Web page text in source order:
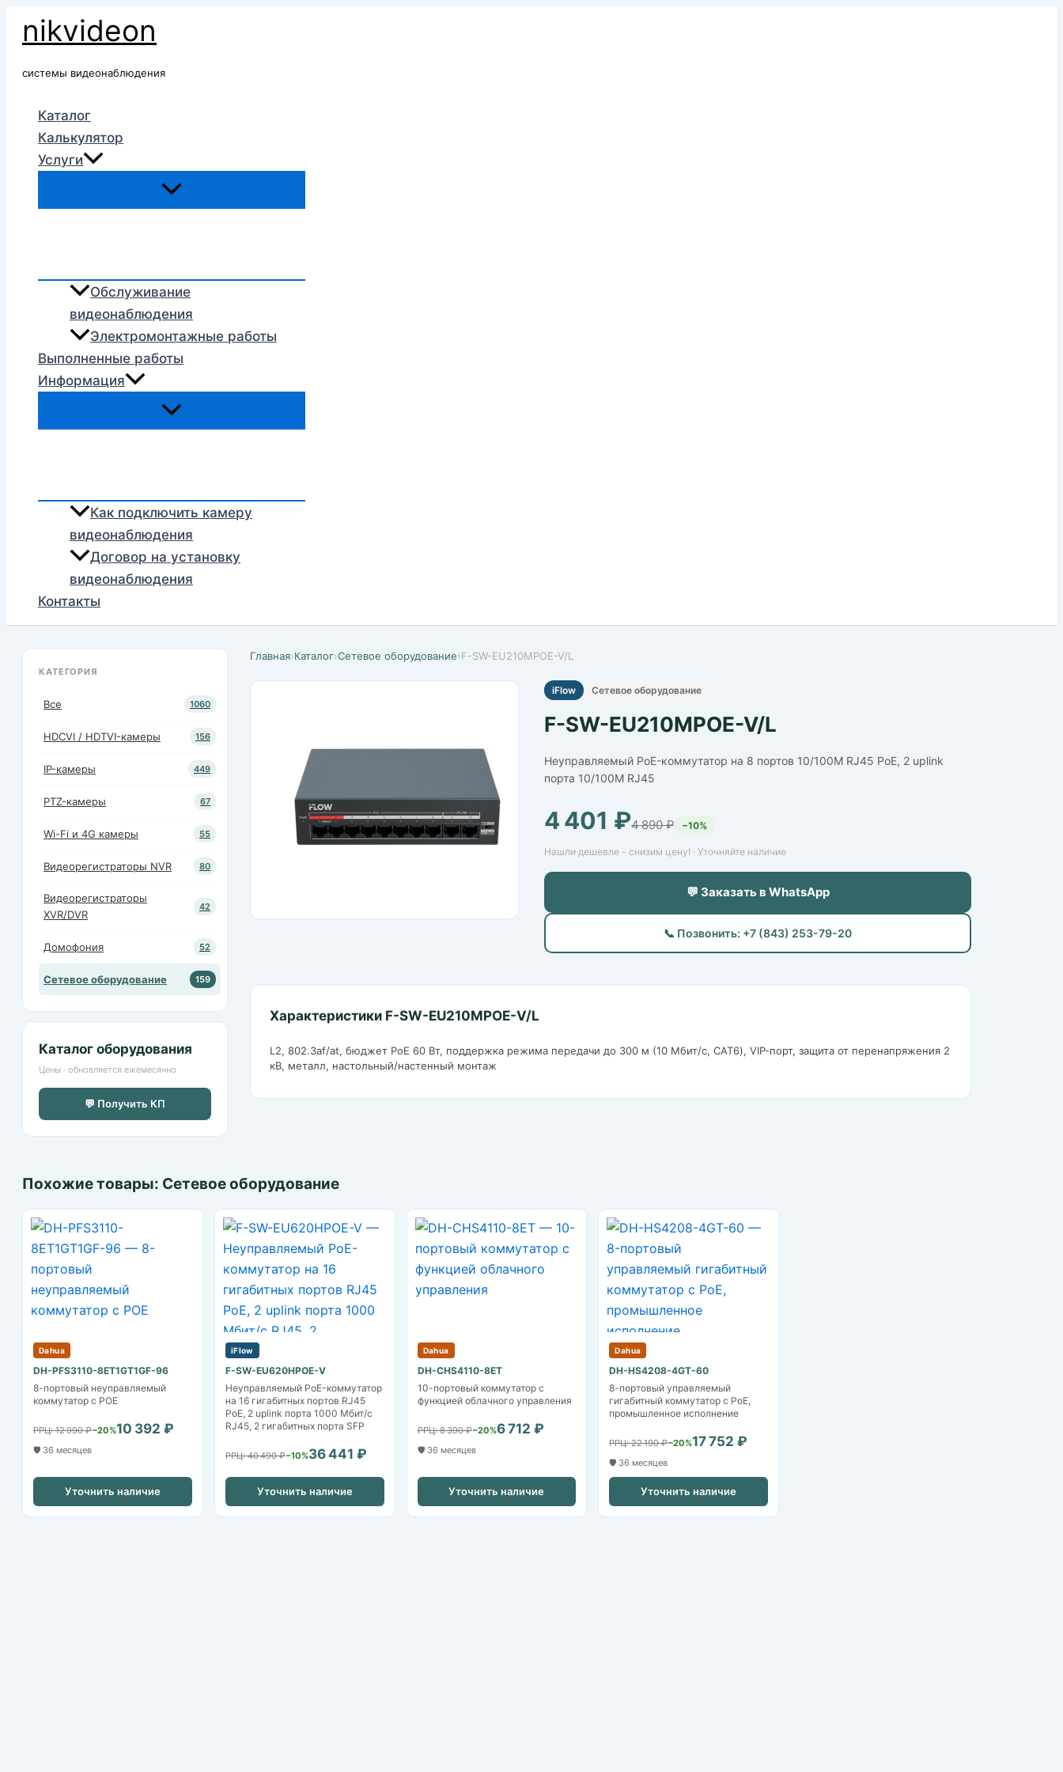
Перейти
nikvideon
системы видеонаблюдения
Каталог
Калькулятор
Услуги
Обслуживание
видеонаблюдения
Электромонтажные работы
Выполненные работы
Информация
Как подключить камеру
видеонаблюдения
Договор на установку
видеонаблюдения
Контакты
КАТЕГОРИЯ
Все 1060
HDCVI / HDTVI-камеры 156
IP-камеры 449
PTZ-камеры 67
Wi-Fi и 4G камеры 55
Видеорегистраторы NVR 80
Видеорегистраторы
XVR/DVR
42
Домофония 52
Сетевое оборудование 159
Каталог оборудования
Цены · обновляется ежемесячно
💬 Получить КП
Главная›Каталог›Сетевое оборудование›F-SW-EU210MPOE-V/L
iFlow Сетевое оборудование
F-SW-EU210MPOE-V/L
Неуправляемый PoE-коммутатор на 8 портов 10/100M RJ45 PoE, 2 uplink
порта 10/100M RJ45
4 401 ₽4 890 ₽ −10%
Нашли дешевле - снизим цену! · Уточняйте наличие
💬 Заказать в WhatsApp
📞 Позвонить: +7 (843) 253-79-20
Характеристики F-SW-EU210MPOE-V/L
L2, 802.3af/at, бюджет PoE 60 Вт, поддержка режима передачи до 300 м (10 Мбит/с, CAT6), VIP-порт, защита от перенапряжения 2
кВ, металл, настольный/настенный монтаж
Похожие товары: Сетевое оборудование
Dahua
DH-PFS3110-8ET1GT1GF-96
8-портовый неуправляемый
коммутатор с РОЕ
РРЦ: 12 990 ₽−20%10 392 ₽
🛡️ 36 месяцев
Уточнить наличие
iFlow
F-SW-EU620HPOE-V
Неуправляемый PoE-коммутатор
на 16 гигабитных портов RJ45
PoE, 2 uplink порта 1000 Мбит/с
RJ45, 2 гигабитных порта SFP
РРЦ: 40 490 ₽−10%36 441 ₽
Уточнить наличие
Dahua
DH-CHS4110-8ET
10-портовый коммутатор с
функцией облачного управления
РРЦ: 8 390 ₽−20%6 712 ₽
🛡️ 36 месяцев
Уточнить наличие
Dahua
DH-HS4208-4GT-60
8-портовый управляемый
гигабитный коммутатор с PoE,
промышленное исполнение
РРЦ: 22 190 ₽−20%17 752 ₽
🛡️ 36 месяцев
Уточнить наличие